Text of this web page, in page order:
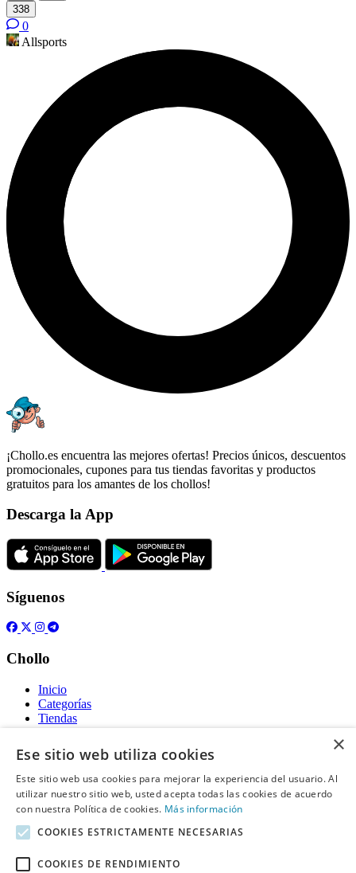
338
0
Allsports
¡Chollo.es encuentra las mejores ofertas! Precios únicos, descuentos
promocionales, cupones para tus tiendas favoritas y productos
gratuitos para los amantes de los chollos!
Descarga la App
Síguenos
Chollo
Inicio
Categorías
Tiendas
Gratis
Acerca de
Sobre nosotros
Contacto
Información legal
×
Ese sitio web utiliza cookies
Este sitio web usa cookies para mejorar la experiencia del usuario. Al
utilizar nuestro sitio web, usted acepta todas las cookies de acuerdo
con nuestra Política de cookies. Más información
COOKIES ESTRICTAMENTE NECESARIAS
COOKIES DE RENDIMIENTO